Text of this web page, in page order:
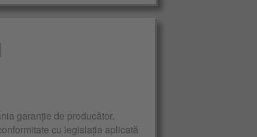
garanție de producător.
cu legislația aplicată